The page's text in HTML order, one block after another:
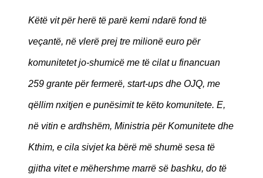
Këtë vit për herë të parë kemi ndarë fond të
veçantë, në vlerë prej tre milionë euro për
komunitetet jo-shumicë me të cilat u financuan
259 grante për fermerë, start-ups dhe OJQ, me
qëllim nxitjen e punësimit te këto komunitete. E,
në vitin e ardhshëm, Ministria për Komunitete dhe
Kthim, e cila sivjet ka bërë më shumë sesa të
gjitha vitet e mëhershme marrë së bashku, do të